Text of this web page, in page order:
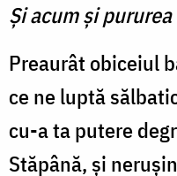
Şi acum şi
Preaurât obiceiul
ce ne luptă
cu-a ta putere
Stăpână, și